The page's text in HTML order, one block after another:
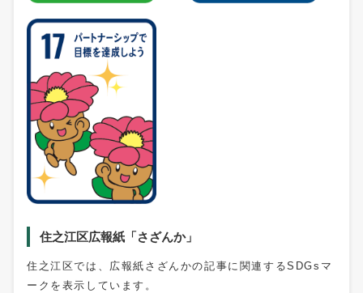
住之江区広報紙「さざんか」
住之江区では、広報紙さざんかの記事に関連するSDGsマ
ークを表示しています。